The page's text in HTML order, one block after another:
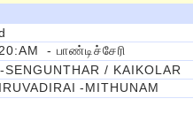
- பாண்டிச்சேரி
-SENGUNTHAR / KAIKOLAR
-MITHUNAM